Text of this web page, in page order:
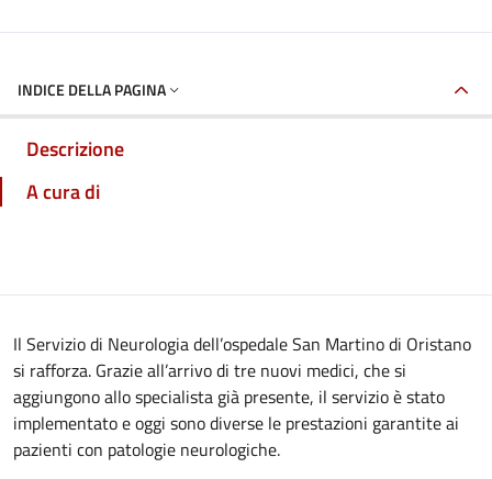
INDICE DELLA PAGINA
Descrizione
A cura di
Il Servizio di Neurologia dell’ospedale San Martino di Oristano
si rafforza. Grazie all’arrivo di tre nuovi medici, che si
aggiungono allo specialista già presente, il servizio è stato
implementato e oggi sono diverse le prestazioni garantite ai
pazienti con patologie neurologiche.